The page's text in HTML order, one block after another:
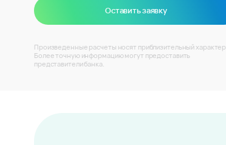
Оставить заявку
Произведенные расчеты носят приблизительный характер.
Более точную информацию могут предоставить
представители банка.